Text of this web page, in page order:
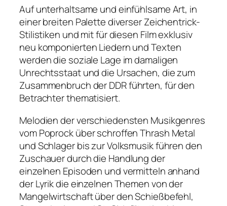
Auf unterhaltsame und einfühlsame Art, in
einer breiten Palette diverser Zeichentrick-
Stilistiken und mit für diesen Film exklusiv
neu komponierten Liedern und Texten
werden die soziale Lage im damaligen
Unrechtsstaat und die Ursachen, die zum
Zusammenbruch der DDR führten, für den
Betrachter thematisiert.
Melodien der verschiedensten Musikgenres
vom Poprock über schroffen Thrash Metal
und Schlager bis zur Volksmusik führen den
Zuschauer durch die Handlung der
einzelnen Episoden und vermitteln anhand
der Lyrik die einzelnen Themen von der
Mangelwirtschaft über den Schießbefehl,